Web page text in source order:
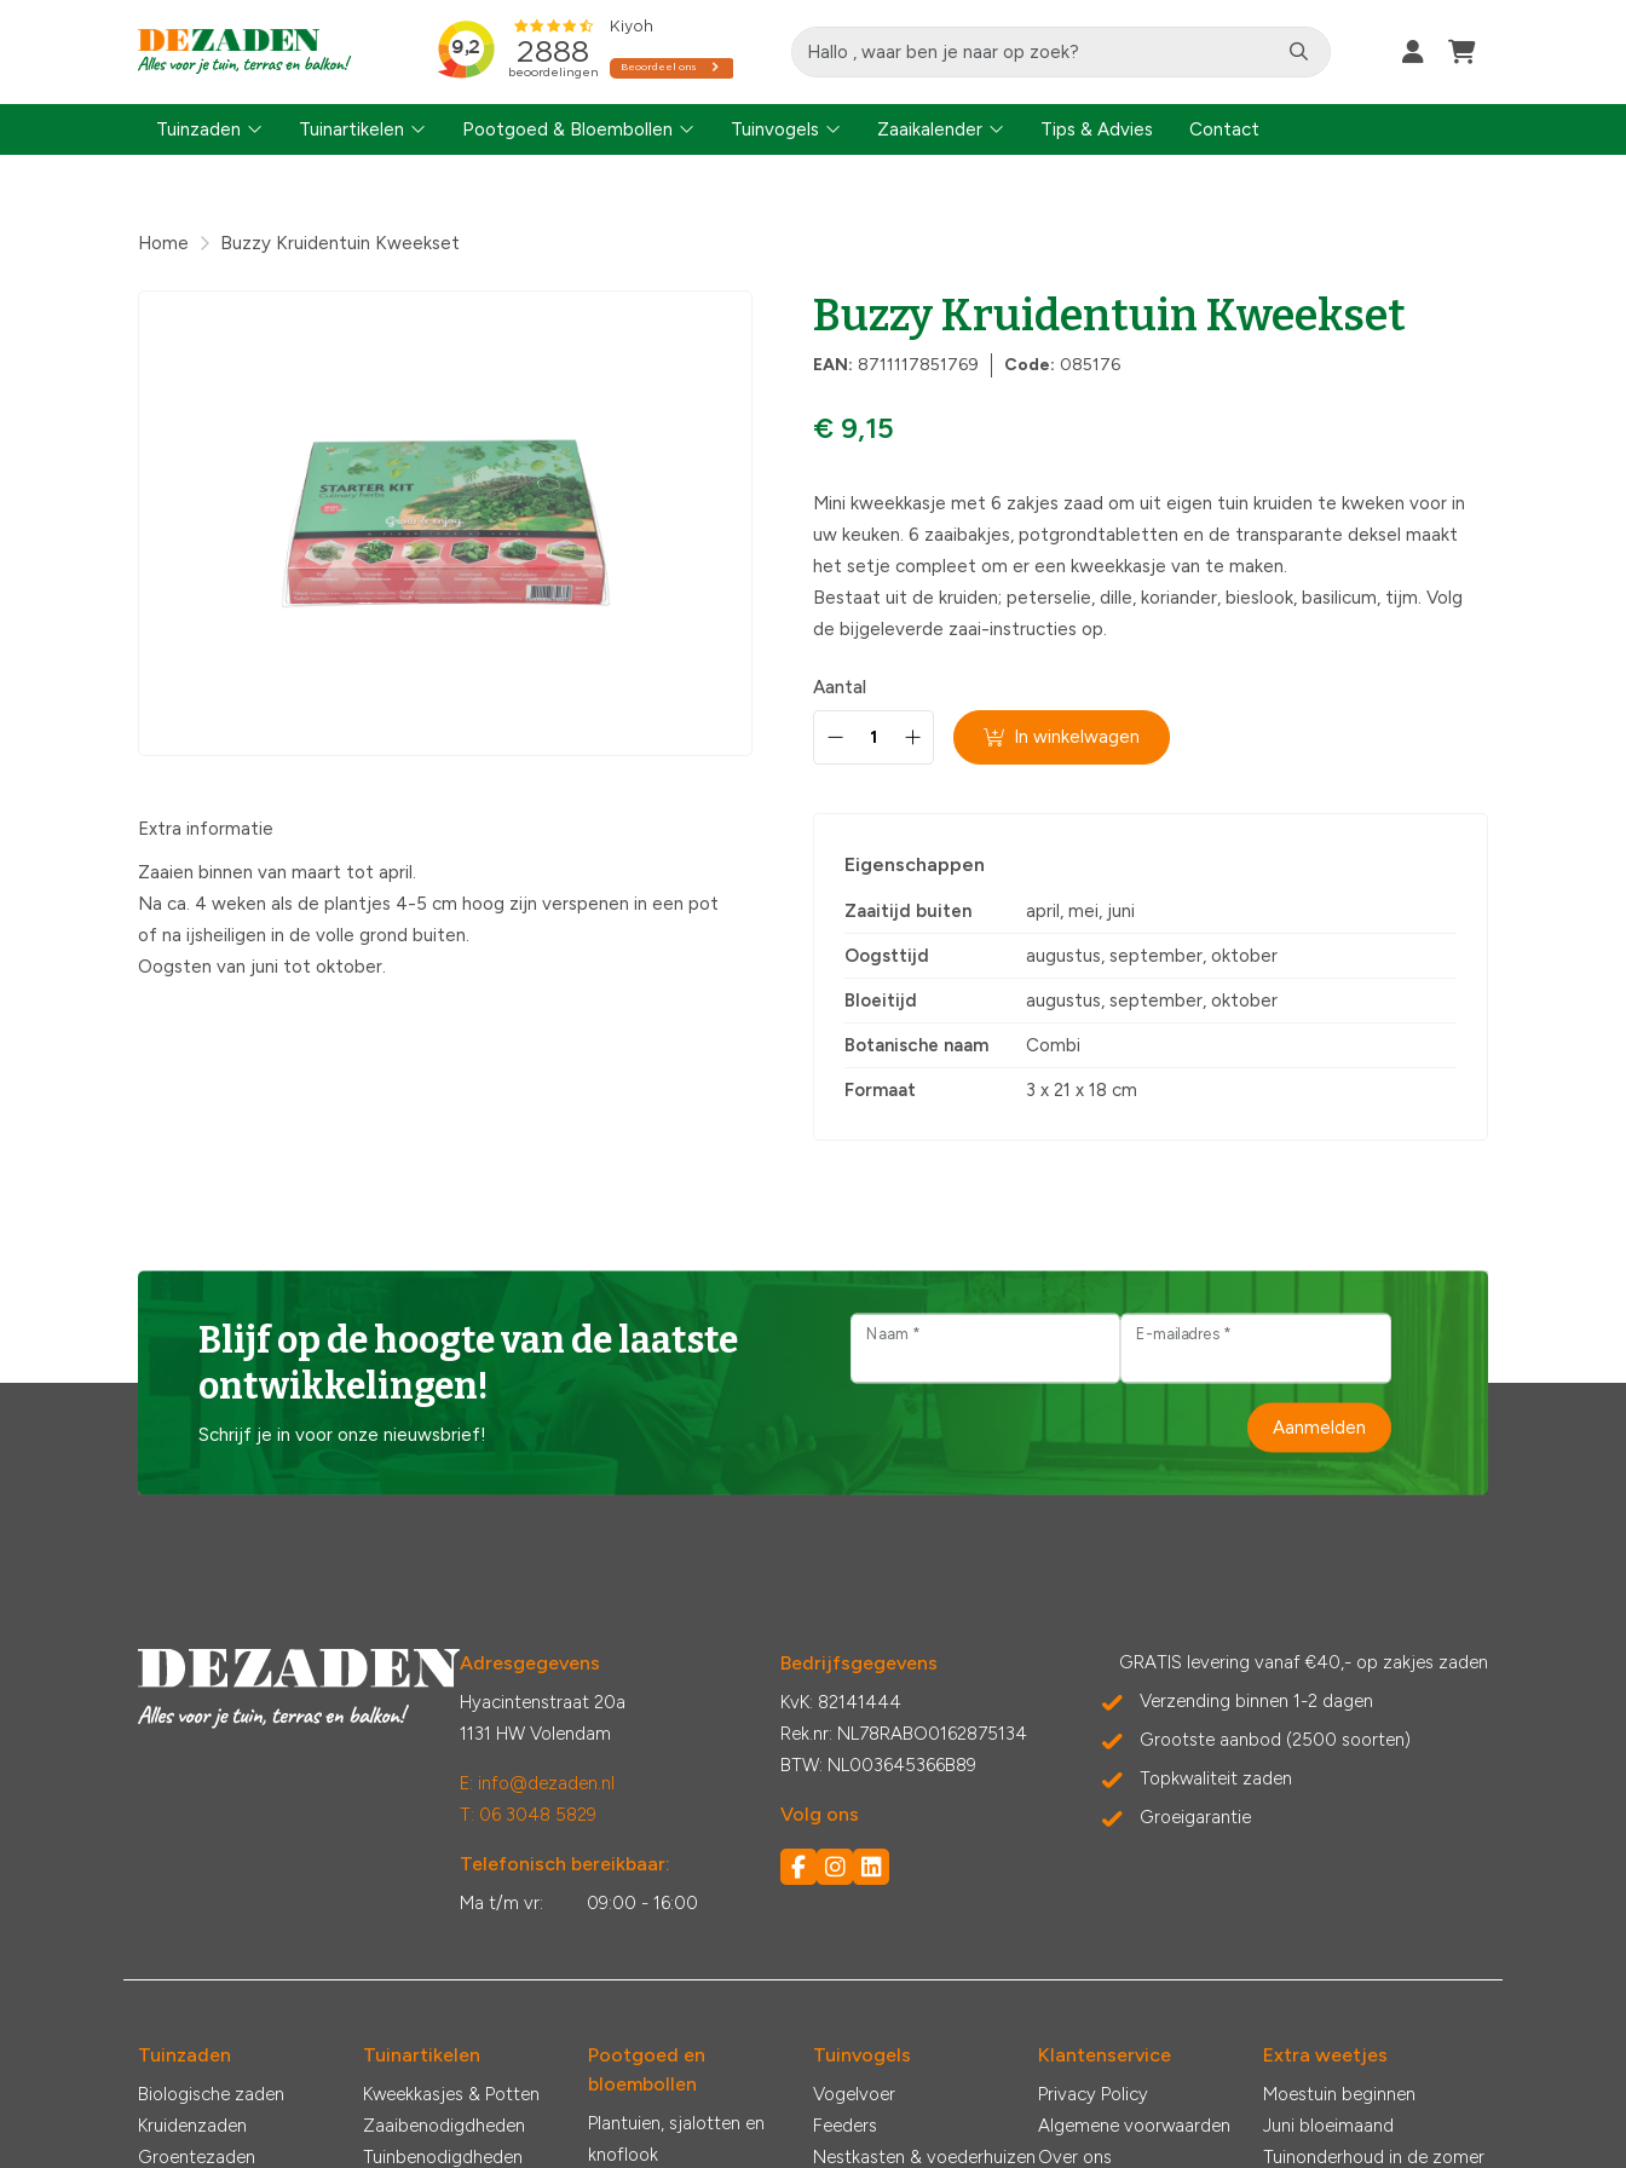
Tuinzaden Tuinartikelen Pootgoed & Bloembollen Tuinvogels Zaaikalender Tips & Advies Contact
Home Buzzy Kruidentuin Kweekset
Buzzy Kruidentuin Kweekset
EAN: 8711117851769 Code: 085176
€ 9,15
Mini kweekkasje met 6 zakjes zaad om uit eigen tuin kruiden te kweken voor in
uw keuken. 6 zaaibakjes, potgrondtabletten en de transparante deksel maakt
het setje compleet om er een kweekkasje van te maken.
Bestaat uit de kruiden; peterselie, dille, koriander, bieslook, basilicum, tijm. Volg
de bijgeleverde zaai-instructies op.
Aantal
In winkelwagen
Extra informatie
Zaaien binnen van maart tot april.
Na ca. 4 weken als de plantjes 4-5 cm hoog zijn verspenen in een pot
of na ijsheiligen in de volle grond buiten.
Oogsten van juni tot oktober.
Eigenschappen
Zaaitijd buiten april, mei, juni
Oogsttijd augustus, september, oktober
Bloeitijd augustus, september, oktober
Botanische naam Combi
Formaat 3 x 21 x 18 cm
Blijf op de hoogte van de laatste
ontwikkelingen!
Schrijf je in voor onze nieuwsbrief!
Naam * E-mailadres *
Aanmelden
Adresgegevens
Hyacintenstraat 20a
1131 HW Volendam
E: info@dezaden.nl
T: 06 3048 5829
Telefonisch bereikbaar:
Ma t/m vr: 09:00 - 16:00
Bedrijfsgegevens
KvK: 82141444
Rek.nr: NL78RABO0162875134
BTW: NL003645366B89
Volg ons
GRATIS levering vanaf €40,- op zakjes zaden
Verzending binnen 1-2 dagen
Grootste aanbod (2500 soorten)
Topkwaliteit zaden
Groeigarantie
Tuinzaden
Biologische zaden
Kruidenzaden
Groentezaden
Tuinartikelen
Kweekkasjes & Potten
Zaaibenodigdheden
Tuinbenodigdheden
Pootgoed en
bloembollen
Plantuien, sjalotten en
knoflook
Tuinvogels
Vogelvoer
Feeders
Nestkasten & voederhuizen
Klantenservice
Privacy Policy
Algemene voorwaarden
Over ons
Extra weetjes
Moestuin beginnen
Juni bloeimaand
Tuinonderhoud in de zomer